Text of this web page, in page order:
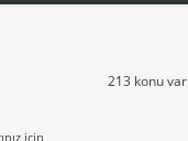
213 konu
için